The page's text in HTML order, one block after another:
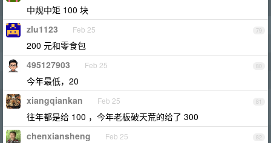
中规中矩 100 块
79
zlu1123 Feb 25
200 元和零食包
80
495127903 Feb 25
今年最低，20
81
xiangqiankan Feb 25
往年都是给 100 ，今年老板破天荒的给了 300
82
chenxiansheng Feb 25